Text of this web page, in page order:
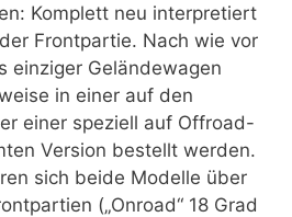
Komplett neu interpretiert
Frontpartie. Nach wie vor
einziger Geländewagen
in einer auf den
einer speziell auf Offroad-
Version bestellt werden.
sich beide Modelle über
(„Onroad“ 18 Grad